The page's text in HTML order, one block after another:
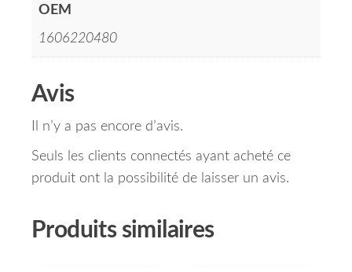
OEM
1606220480
Avis
Il n’y a pas encore d’avis.
Seuls les clients connectés ayant acheté ce
produit ont la possibilité de laisser un avis.
Produits similaires